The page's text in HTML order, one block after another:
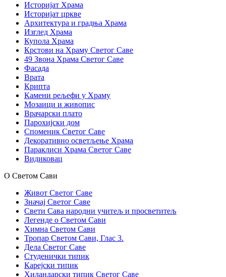
Историјат Храма
Историјат цркве
Архитектура и градња Храма
Изглед Храма
Купола Храма
Крстови на Храму Светог Саве
49 Звона Храма Светог Саве
Фасада
Врата
Крипта
Камени рељефи у Храму
Мозаици и живопис
Врачарски плато
Парохијски дом
Споменик Светог Саве
Декоративно осветљење Храма
Параклиси Храма Светог Саве
Видиковац
О Светом Сави
Живот Светог Саве
Значај Светог Саве
Свети Сава народни учитељ и просветитељ
Легенде о Светом Сави
Химна Светом Сави
Тропар Светом Сави, Глас 3.
Дела Светог Саве
Студенички типик
Карејски типик
Хиландарски типик Светог Саве